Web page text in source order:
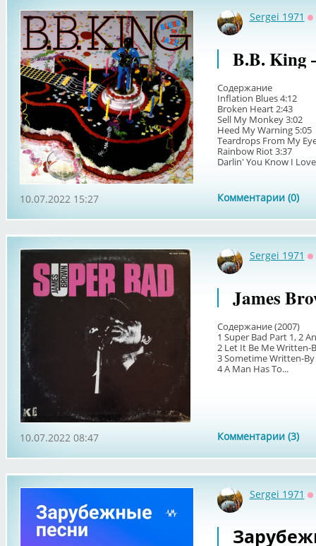
Sergei 1971
B.B. King
Содержание
Inflation Blues 4:12
Broken Heart 2:43
Sell My Monkey 3:02
Heed My Warning 5:05
Teardrops From My
Rainbow Riot 3:37
Darlin' You Know I
Комментарии (0)
10.07.2022 15:27
Sergei 1971
James
Содержание (2007)
1 Super Bad Part 1, 2
2 Let It Be Me Written-
3 Sometime Written-
4 A Man Has To...
Комментарии (3)
10.07.2022 08:47
Sergei 1971